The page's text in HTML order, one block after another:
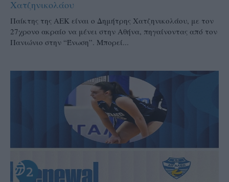
Χατζηνικολάου
Παίκτης της ΑΕΚ είναι ο Δημήτρης Χατζηνικολάου, με τον
27χρονο ακραίο να μένει στην Αθήνα, πηγαίνοντας από τον
Πανιώνιο στην “Ένωση”. Μπορεί...